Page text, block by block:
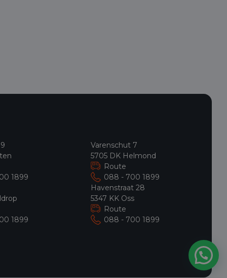
1899
1899
Varenschut 7
5705 DK Helmond
Route
088 - 700 1899
Havenstraat 28
5347 KK Oss
Route
088 - 700 1899